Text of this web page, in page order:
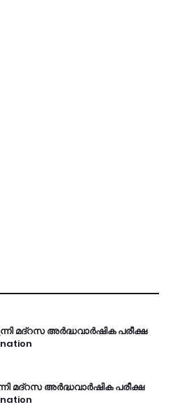
മദ്റസ അർദ്ധവാർഷിക പരീക്ഷ
മദ്റസ അർദ്ധവാർഷിക പരീക്ഷ